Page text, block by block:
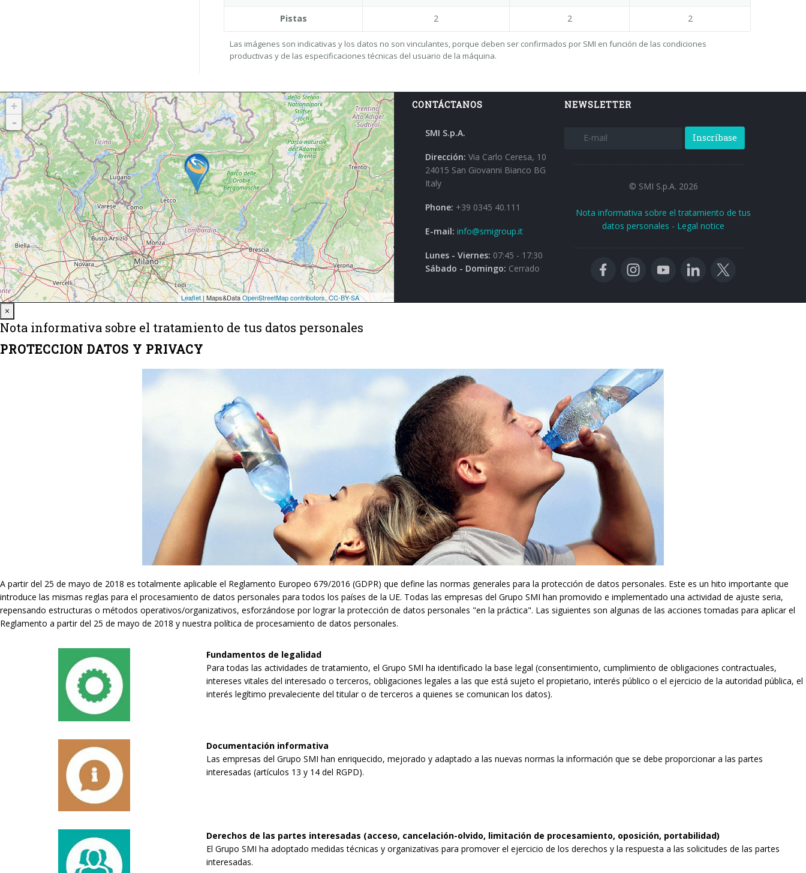
Pistas 2 2 2
Las imágenes son indicativas y los datos no son vinculantes, porque deben ser confirmados por SMI en función de las condiciones
productivas y de las especificaciones técnicas del usuario de la máquina.
CONTÁCTANOS
SMI S.p.A.
Dirección: Via Carlo Ceresa, 10
24015 San Giovanni Bianco BG
Italy
Phone: +39 0345 40.111
E-mail: info@smigroup.it
Lunes - Viernes: 07:45 - 17:30
Sábado - Domingo: Cerrado
NEWSLETTER
Inscríbase
© SMI S.p.A. 2026
Nota informativa sobre el tratamiento de tus
datos personales - Legal notice
×
Nota informativa sobre el tratamiento de tus datos personales
PROTECCION DATOS Y PRIVACY
A partir del 25 de mayo de 2018 es totalmente aplicable el Reglamento Europeo 679/2016 (GDPR) que define las normas generales para la protección de datos personales. Este es un hito importante que
introduce las mismas reglas para el procesamiento de datos personales para todos los países de la UE. Todas las empresas del Grupo SMI han promovido e implementado una actividad de ajuste seria,
repensando estructuras o métodos operativos/organizativos, esforzándose por lograr la protección de datos personales "en la práctica". Las siguientes son algunas de las acciones tomadas para aplicar el
Reglamento a partir del 25 de mayo de 2018 y nuestra política de procesamiento de datos personales.
Fundamentos de legalidad
Para todas las actividades de tratamiento, el Grupo SMI ha identificado la base legal (consentimiento, cumplimiento de obligaciones contractuales,
intereses vitales del interesado o terceros, obligaciones legales a las que está sujeto el propietario, interés público o el ejercicio de la autoridad pública, el
interés legítimo prevaleciente del titular o de terceros a quienes se comunican los datos).
Documentación informativa
Las empresas del Grupo SMI han enriquecido, mejorado y adaptado a las nuevas normas la información que se debe proporcionar a las partes
interesadas (artículos 13 y 14 del RGPD).
Derechos de las partes interesadas (acceso, cancelación-olvido, limitación de procesamiento, oposición, portabilidad)
El Grupo SMI ha adoptado medidas técnicas y organizativas para promover el ejercicio de los derechos y la respuesta a las solicitudes de las partes
interesadas.